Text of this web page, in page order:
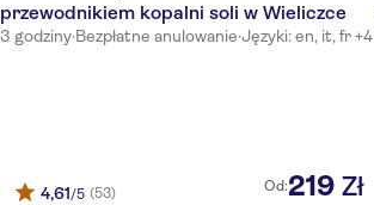
Hotel Galaxy
przewodnikiem kopalni soli w Wieliczce
3 godziny·Bezpłatne anulowanie·Języki: en, it, fr +4
4,61/5 (53) Od:219 Zł